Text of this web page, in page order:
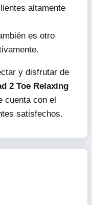
altamente
es otro
y disfrutar de
2 Toe Relaxing
cuenta con el
satisfechos.